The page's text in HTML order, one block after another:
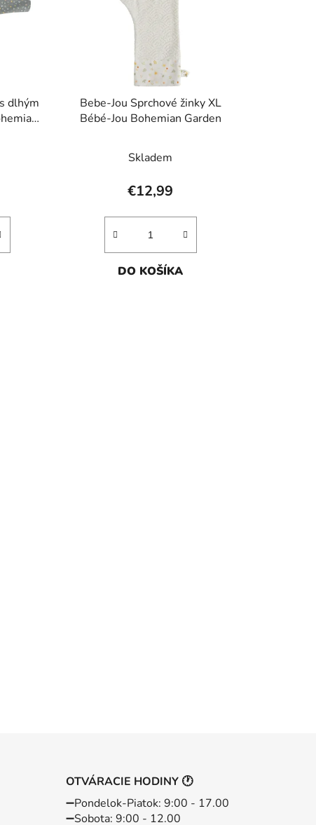
dlhým
Bebe-Jou Sprchové žinky XL
Bébé-Jou Bohemian Garden
Skladem
€12,99
DO KOŠÍKA
OTVÁRACIE HODINY 🕐
➖️Pondelok-Piatok: 9:00 - 17.00
➖️Sobota: 9:00 - 12.00